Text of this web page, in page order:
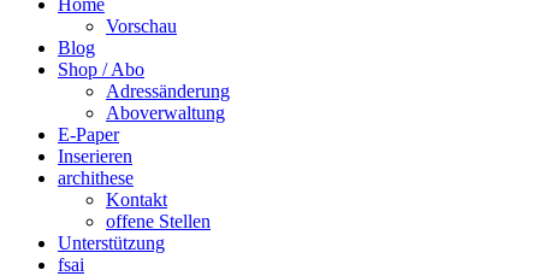
Vorschau
Blog
Shop / Abo
Adressänderung
Aboverwaltung
E-Paper
Inserieren
archithese
Kontakt
offene Stellen
Unterstützung
fsai